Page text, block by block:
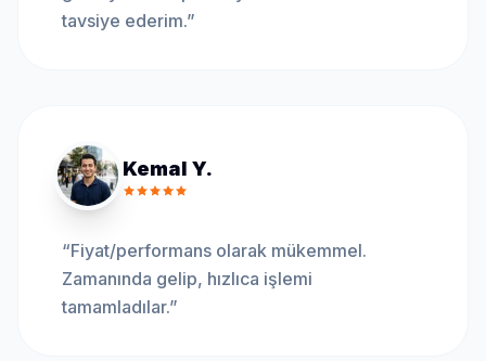
tavsiye ederim.”
Kemal Y.
“Fiyat/performans olarak mükemmel.
Zamanında gelip, hızlıca işlemi
tamamladılar.”